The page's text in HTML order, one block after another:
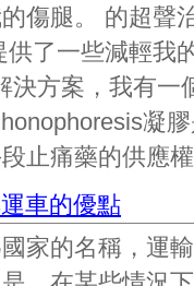
傷腿。 的超聲
了一些減輕我
決方案，我有
凝
止痛藥的供應
車的優點
家的名稱，運